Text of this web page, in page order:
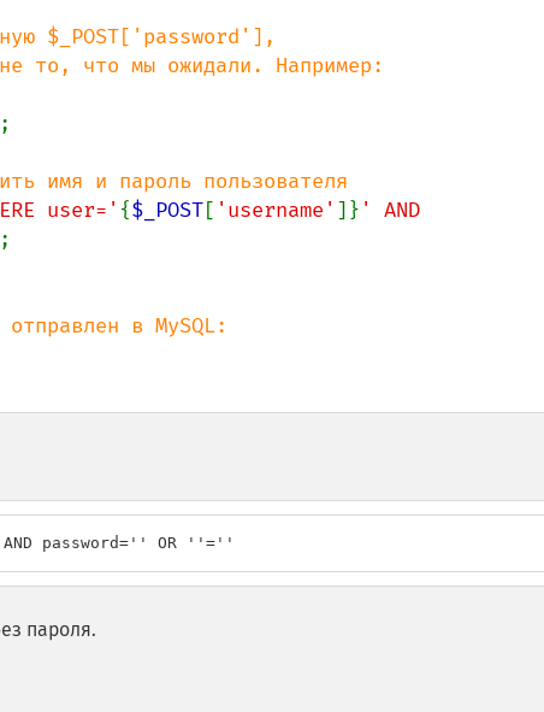
$_POST['password'],
;
user=' {$_POST[ 'username' ]} ' AND
AND password='' OR ''=''
пароля.